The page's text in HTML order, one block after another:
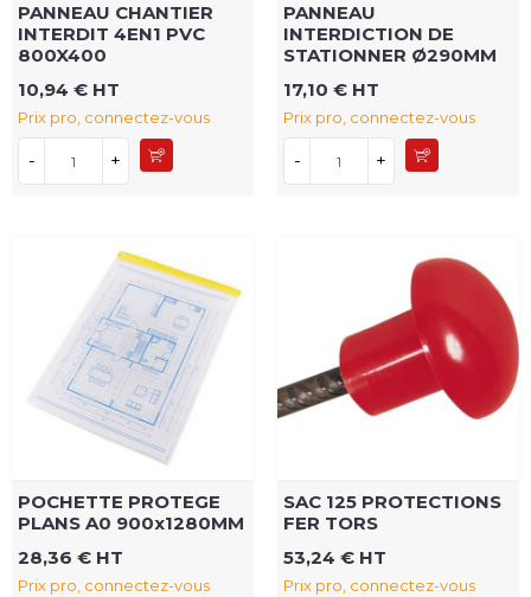
PANNEAU CHANTIER
INTERDIT 4EN1 PVC
800X400
10,94 € HT
Prix pro, connectez-vous
- +
PANNEAU
INTERDICTION DE
STATIONNER Ø290MM
17,10 € HT
Prix pro, connectez-vous
- +
POCHETTE PROTEGE
PLANS A0 900x1280MM
28,36 € HT
Prix pro, connectez-vous
SAC 125 PROTECTIONS
FER TORS
53,24 € HT
Prix pro, connectez-vous